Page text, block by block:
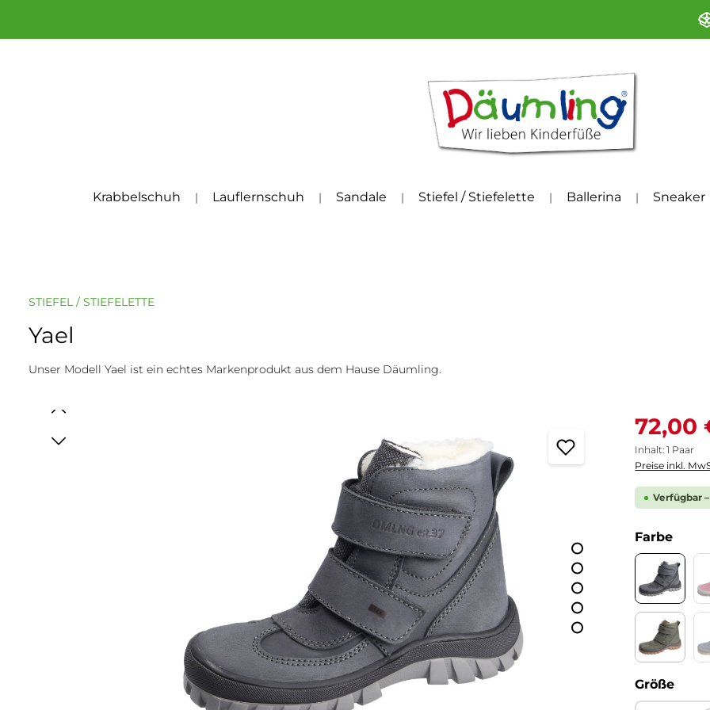
Krabbelschuh Lauflernschuh Sandale Stiefel / Stiefelette Ballerina Sneaker
STIEFEL / STIEFELETTE
Yael
Unser Modell Yael ist ein echtes Markenprodukt aus dem Hause Däumling.
Bildergalerie überspringen 72,00
Inhalt:1 Paar
Preise inkl.
Verfügbar
Farbe
Country
Größe